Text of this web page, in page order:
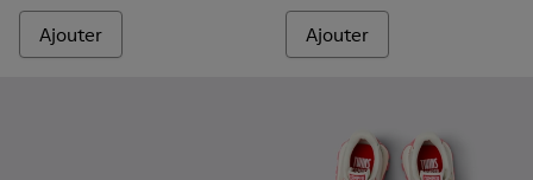
Ajouter Ajouter